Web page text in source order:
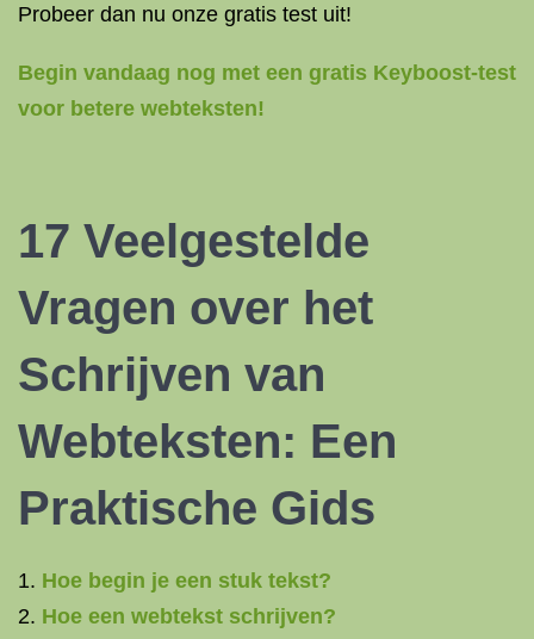
Probeer dan nu onze gratis test uit!
Begin vandaag nog met een gratis Keyboost-test
voor betere webteksten!
17 Veelgestelde
Vragen over het
Schrijven van
Webteksten: Een
Praktische Gids
Hoe begin je een stuk tekst?
Hoe een webtekst schrijven?